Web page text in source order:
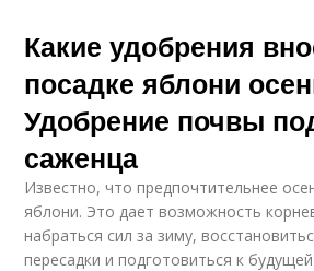
Какие удобрения
посадке яблони
Удобрение почвы
саженца
Известно, что предпочтительнее
яблони. Это дает возможность
набраться сил за зиму,
пересадки и подготовиться к